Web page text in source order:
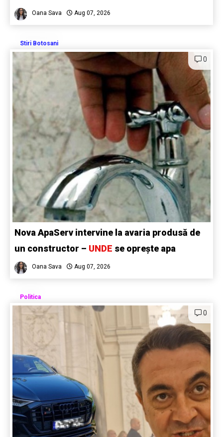
Oana Sava Aug 07, 2026
Stiri Botosani
0
Nova ApaServ intervine la avaria produsă de
un constructor – UNDE se oprește apa
Oana Sava Aug 07, 2026
Politica
0